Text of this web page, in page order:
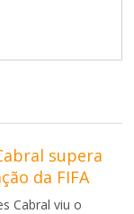
supera
da FIFA
Cabral viu o